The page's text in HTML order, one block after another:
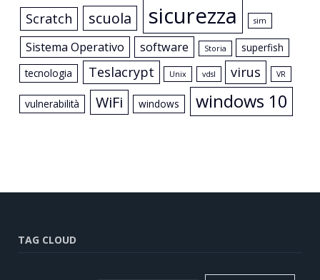
Scratch scuola sicurezza sim
Sistema Operativo software Storia
superfish
tecnologia
Teslacrypt Unix vdsl virus VR
vulnerabilità WiFi windows windows 10
TAG CLOUD